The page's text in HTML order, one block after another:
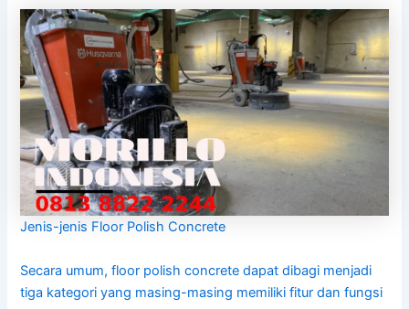
Jenis-jenis Floor Polish Concrete
Secara umum, floor polish concrete dapat dibagi menjadi
tiga kategori yang masing-masing memiliki fitur dan fungsi